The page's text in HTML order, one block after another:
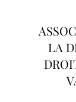
LA